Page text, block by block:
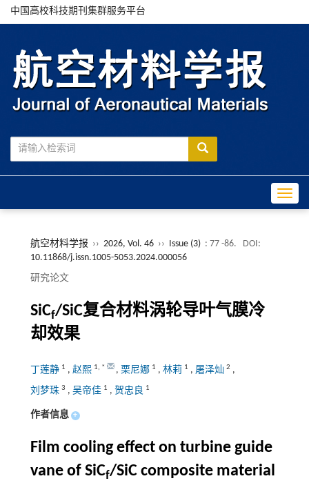
中国高校科技期刊集群服务平台
航空材料学报 ›› 2026, Vol. 46 ›› Issue (3) : 77 -86.
DOI:
10.11868/j.issn.1005-5053.2024.000056
研究论文
SiCf/SiC复合材料涡轮导叶气膜冷
却效果
丁莲静 1 , 赵熙 1, * , 栗尼娜 1 , 林莉 1 , 屠泽灿 2 ,
刘梦珠 3 , 吴帝佳 1 , 贺忠良 1
作者信息 +
Film cooling effect on turbine guide
vane of SiCf/SiC composite material